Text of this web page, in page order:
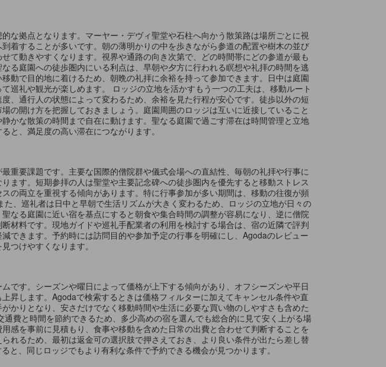
な拠点となります。マーヤー・デヴィ聖堂や石柱へ向かう散策路は場所ごとに視
着することが多いです。朝の薄明かりの中を歩きながら参道の配置や樹木の並び
て動きやすくなります。視界や通路の向き次第で、どの時間帯にどの参道が最も
る庭園への徒歩圏内にいる利点は、早朝や夕方に行われる瞑想や礼拝の時間を逃
動で目的地に着けるため、朝晩の礼拝に余裕を持って参加できます。日中は庭園
巡礼や観光が楽しめます。 ロッジの立地を活かすもう一つの工夫は、移動ルート
、通行人の状態によって変わるため、余裕を見た行程が安心です。徒歩以外の短
の開け方を把握しておきましょう。庭園周囲のロッジは互いに近接していること
かな散策の時間まで自在に動けます。聖なる庭園で過ごす滞在は時間管理と立地
と、満足度の高い滞在につながります。
重要課題です。主要な国際的僧院群や儀式会場への直結性、毎朝の礼拝や行事に
ます。短期参拝の人は聖堂や主要記念碑への徒歩圏内を優先すると移動ストレス
の両立を重視する傾向があります。特に行事参加が多い期間は、移動の往復が頻
、巡礼者は日中と早朝で生活リズムが大きく変わるため、ロッジの立地が日々の
なる庭園に近い宿を基点にすると朝食や集合時間の調整が容易になり、逆に僧院
材料です。現地ガイドや巡礼手配業者の利用を検討する場合は、宿の近隣で評判
できます。予約時には訪問目的や参加予定の行事を明確にし、Agodaのレビュー
つけやすくなります。
です。シーズンや曜日によって価格が上下する傾向があり、オフシーズンや平日
昇します。Agodaで検索するときは価格フィルターに加えてキャンセル条件や直
かりとなり、安さだけでなく移動時間や生活に必要な買い物のしやすさも含めた
費と時間を節約できるため、多少高めの宿を選んでも総合的に見て安く上がる場
感を事前に見積もり、食事や移動を含めた日常の出費と合わせて判断することを
れるため、最初は返金可の選択肢で押さえておき、より良い条件が出たら差し替
、同じロッジでもより有利な条件で予約できる機会が見つかります。